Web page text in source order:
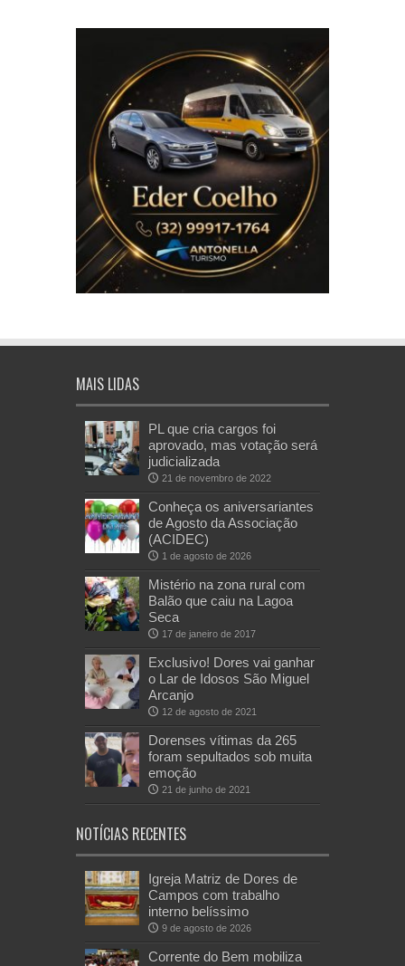
MAIS LIDAS
PL que cria cargos foi
aprovado, mas votação será
judicializada
21 de novembro de 2022
Conheça os aniversariantes
de Agosto da Associação
(ACIDEC)
1 de agosto de 2026
Mistério na zona rural com
Balão que caiu na Lagoa
Seca
17 de janeiro de 2017
Exclusivo! Dores vai ganhar
o Lar de Idosos São Miguel
Arcanjo
12 de agosto de 2021
Dorenses vítimas da 265
foram sepultados sob muita
emoção
21 de junho de 2021
NOTÍCIAS RECENTES
Igreja Matriz de Dores de
Campos com trabalho
interno belíssimo
9 de agosto de 2026
Corrente do Bem mobiliza